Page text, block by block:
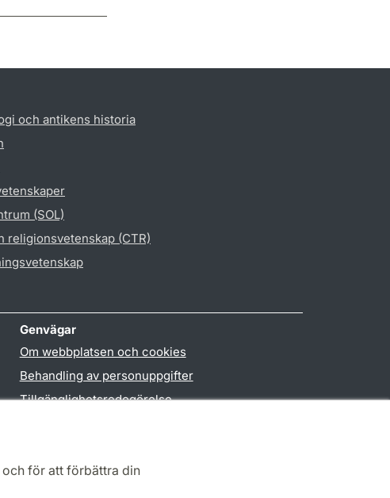
för att förbättra din
och antikens historia
(SOL)
religionsvetenskap (CTR)
Genvägar
Om webbplatsen och cookies
Behandling av personuppgifter
Tillgänglighetsredogörelse